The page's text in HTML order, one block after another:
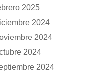
2025
2024
2024
2024
2024